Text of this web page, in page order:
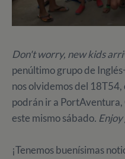
Don't worry, new kids
penúltimo grupo de
nos olvidemos del 18T54,
podrán ir a
este mismo sábado.
¡Tenemos buenísimas